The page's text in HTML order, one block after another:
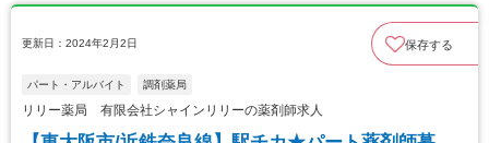
更新日：2024年2月2日 保存する
パート・アルバイト 調剤薬局
リリー薬局 有限会社シャインリリーの薬剤師求人